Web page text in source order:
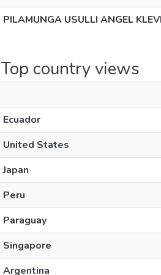
PILAMUNGA USULLI ANGEL
Top country views
Ecuador
United States
Japan
Peru
Paraguay
Singapore
Argentina